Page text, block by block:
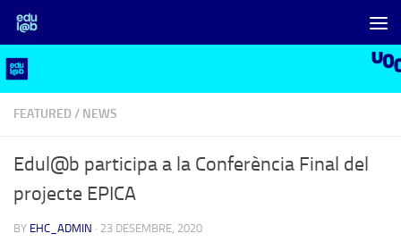
Skip to content
FEATURED / NEWS
Edul@b participa a la Conferència Final del
projecte EPICA
BY EHC_ADMIN · 23 DESEMBRE, 2020